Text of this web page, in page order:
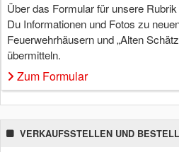
Über das Formular für unsere
Du Informationen und Fotos zu
Feuerwehrhäusern und „Alten
übermitteln.
Zum Formular
VERKAUFSSTELLEN UND